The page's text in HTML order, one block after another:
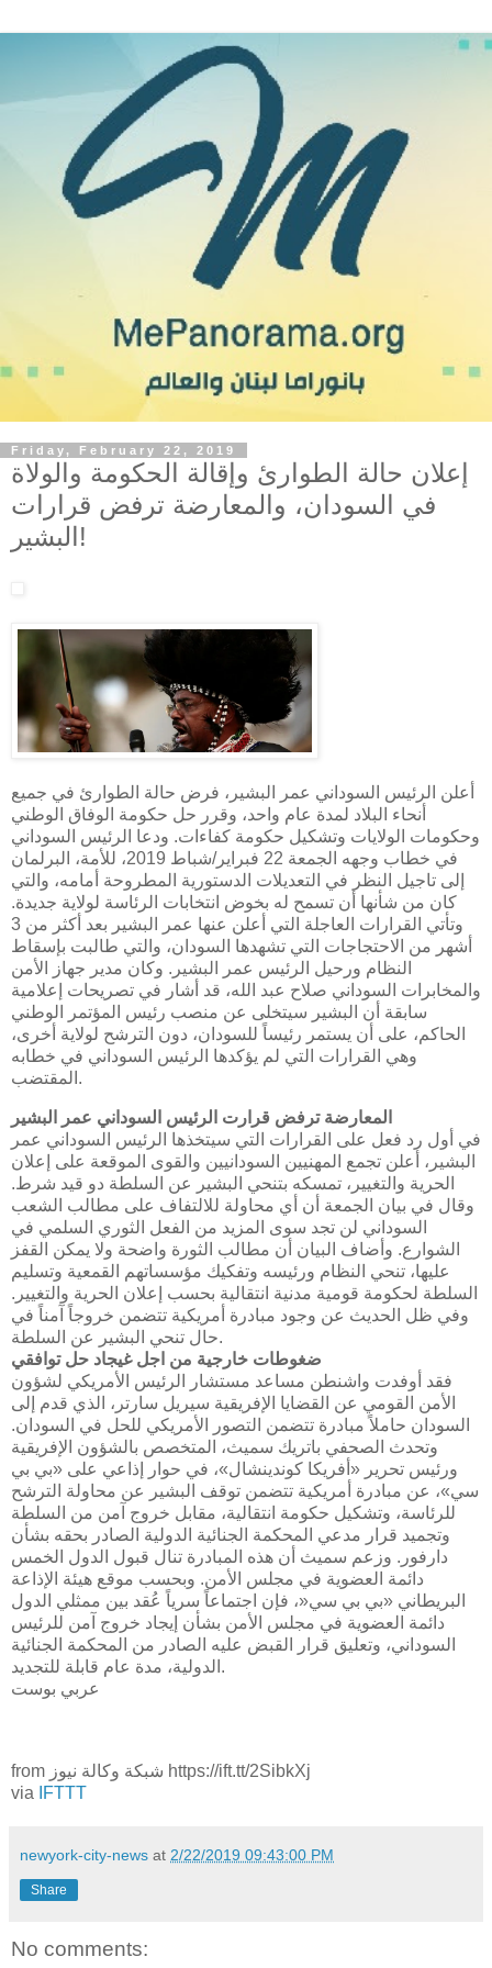
Friday, February 22, 2019
إعلان حالة الطوارئ وإقالة الحكومة والولاة
في السودان، والمعارضة ترفض قرارات
البشير!
أعلن الرئيس السوداني عمر البشير، فرض حالة الطوارئ في جميع
أنحاء البلاد لمدة عام واحد، وقرر حل حكومة الوفاق الوطني
وحكومات الولايات وتشكيل حكومة كفاءات. ودعا الرئيس السوداني
في خطاب وجهه الجمعة 22 فبراير/شباط 2019، للأمة، البرلمان
إلى تاجيل النظر في التعديلات الدستورية المطروحة أمامه، والتي
كان من شأنها أن تسمح له بخوض انتخابات الرئاسة لولاية جديدة.
وتأتي القرارات العاجلة التي أعلن عنها عمر البشير بعد أكثر من 3
أشهر من الاحتجاجات التي تشهدها السودان، والتي طالبت بإسقاط
النظام ورحيل الرئيس عمر البشير. وكان مدير جهاز الأمن
والمخابرات السوداني صلاح عبد الله، قد أشار في تصريحات إعلامية
سابقة أن البشير سيتخلى عن منصب رئيس المؤتمر الوطني
الحاكم، على أن يستمر رئيساً للسودان، دون الترشح لولاية أخرى،
وهي القرارات التي لم يؤكدها الرئيس السوداني في خطابه
المقتضب.
المعارضة ترفض قرارت الرئيس السوداني عمر البشير
في أول رد فعل على القرارات التي سيتخذها الرئيس السوداني عمر
البشير، أعلن تجمع المهنيين السودانيين والقوى الموقعة على إعلان
الحرية والتغيير، تمسكه بتنحي البشير عن السلطة دو قيد شرط.
وقال في بيان الجمعة أن أي محاولة للالتفاف على مطالب الشعب
السوداني لن تجد سوى المزيد من الفعل الثوري السلمي في
الشوارع. وأضاف البيان أن مطالب الثورة واضحة ولا يمكن القفز
عليها، تنحي النظام ورئيسه وتفكيك مؤسساتهم القمعية وتسليم
السلطة لحكومة قومية مدنية انتقالية بحسب إعلان الحرية والتغيير.
وفي ظل الحديث عن وجود مبادرة أمريكية تتضمن خروجاً آمناً في
حال تنحي البشير عن السلطة.
ضغوطات خارجية من اجل غيجاد حل توافقي
فقد أوفدت واشنطن مساعد مستشار الرئيس الأمريكي لشؤون
الأمن القومي عن القضايا الإفريقية سيريل سارتر، الذي قدم إلى
السودان حاملاً مبادرة تتضمن التصور الأمريكي للحل في السودان.
وتحدث الصحفي باتريك سميث، المتخصص بالشؤون الإفريقية
ورئيس تحرير «أفريكا كوندينشال»، في حوار إذاعي على «بي بي
سي»، عن مبادرة أمريكية تتضمن توقف البشير عن محاولة الترشح
للرئاسة، وتشكيل حكومة انتقالية، مقابل خروج آمن من السلطة
وتجميد قرار مدعي المحكمة الجنائية الدولية الصادر بحقه بشأن
دارفور. وزعم سميث أن هذه المبادرة تنال قبول الدول الخمس
دائمة العضوية في مجلس الأمن. وبحسب موقع هيئة الإذاعة
البريطاني «بي بي سي«، فإن اجتماعاً سرياً عُقد بين ممثلي الدول
دائمة العضوية في مجلس الأمن بشأن إيجاد خروج آمن للرئيس
السوداني، وتعليق قرار القبض عليه الصادر من المحكمة الجنائية
الدولية، مدة عام قابلة للتجديد.
عربي بوست
from شبكة وكالة نيوز https://ift.tt/2SibkXj
via
IFTTT
newyork-city-news at 2/22/2019 09:43:00 PM
Share
No comments: